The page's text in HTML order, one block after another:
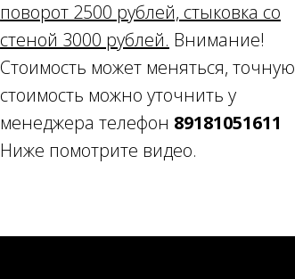
поворот 2500 рублей, стыковка со
стеной 3000 рублей. Внимание!
Стоимость может меняться, точную
стоимость можно уточнить у
менеджера телефон 89181051611
Ниже помотрите видео.